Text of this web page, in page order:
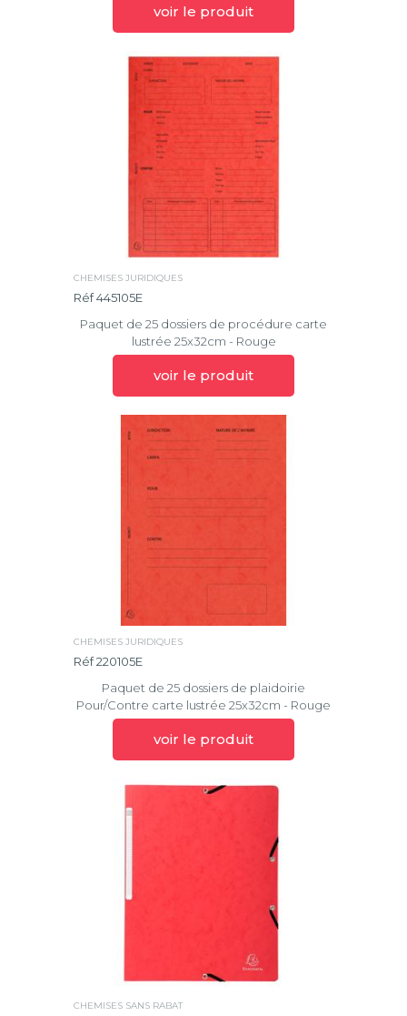
voir le produit
CHEMISES JURIDIQUES
Réf 445105E
Paquet de 25 dossiers de procédure carte
lustrée 25x32cm - Rouge
voir le produit
CHEMISES JURIDIQUES
Réf 220105E
Paquet de 25 dossiers de plaidoirie
Pour/Contre carte lustrée 25x32cm - Rouge
voir le produit
CHEMISES SANS RABAT